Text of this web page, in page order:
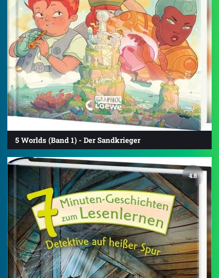
5 Worlds (Band 1) - Der Sandkrieger
4.8